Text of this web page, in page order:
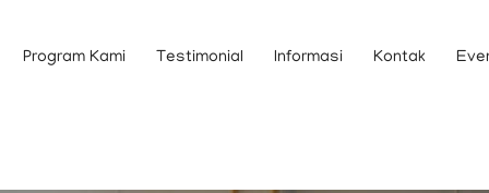
Program Kami Testimonial Informasi Kontak